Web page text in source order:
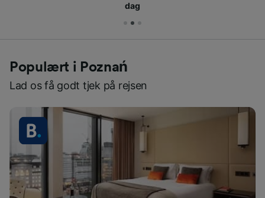
dag
Populært i Poznań
Lad os få godt tjek på rejsen